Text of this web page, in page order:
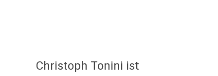
Christoph Tonini ist